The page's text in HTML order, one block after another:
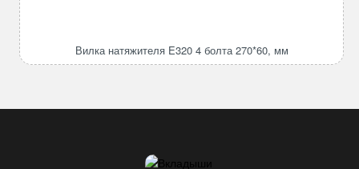
4
мм
Вилка натяжителя E320 4 болта 270*60, мм